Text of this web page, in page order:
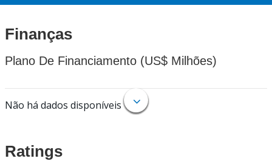
Finanças
Plano De Financiamento (US$ Milhões)
Não há dados disponíveis
Ratings